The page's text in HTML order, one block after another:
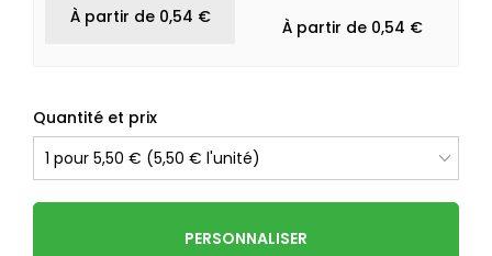
À partir de 0,54 €
À partir de 0,54 €
Quantité et prix
PERSONNALISER